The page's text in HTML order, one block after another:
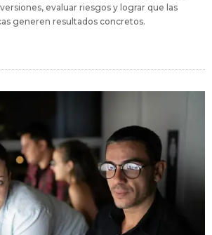
evaluar riesgos y lograr que las
generen resultados concretos.